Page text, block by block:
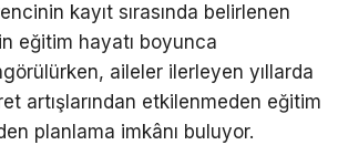
kayıt sırasında belirlenen
eğitim hayatı boyunca
aileler ilerleyen yıllarda
artışlarından etkilenmeden eğitim
planlama imkânı buluyor.